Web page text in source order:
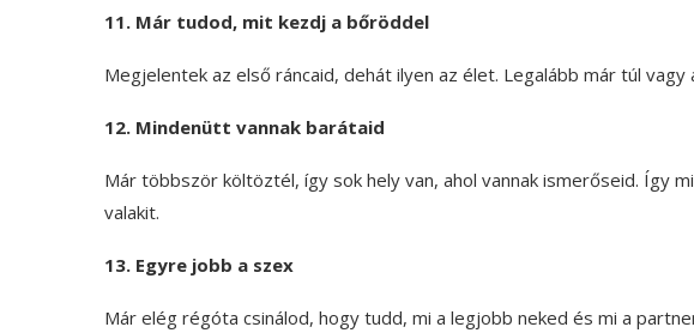
11. Már tudod, mit kezdj a bőröddel
Megjelentek az első ráncaid, dehát ilyen az élet. Legalább már túl
12. Mindenütt vannak barátaid
Már többször költöztél, így sok hely van, ahol vannak ismerőseid. Így
valakit.
13. Egyre jobb a szex
Már elég régóta csinálod, hogy tudd, mi a legjobb neked és mi a